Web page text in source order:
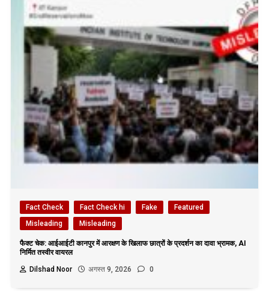
Fact Check Fact Check hi Fake
Featured
Misleading
Misleading
फैक्ट चेक: आईआईटी कानपुर में आरक्षण के खिलाफ छात्रों के प्रदर्शन का दावा भ्रामक, AI
निर्मित तस्वीर वायरल
Dilshad Noor
अगस्त 9, 2026 0